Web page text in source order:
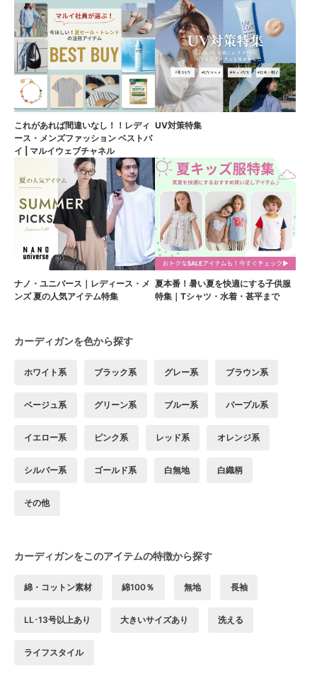
これがあれば間違いなし！！レディ
ース・メンズファッション ベストバ
イ | マルイウェブチャネル
UV対策特集
ナノ・ユニバース｜レディース・メ
ンズ 夏の人気アイテム特集
夏本番！暑い夏を快適にする子供服
特集｜Tシャツ・水着・甚平まで
カーディガンを色から探す
ホワイト系 ブラック系 グレー系 ブラウン系
ベージュ系 グリーン系 ブルー系 パープル系
イエロー系 ピンク系 レッド系 オレンジ系
シルバー系 ゴールド系 白無地 白織柄
その他
カーディガンをこのアイテムの特徴から探す
綿・コットン素材 綿100％ 無地 長袖
LL･13号以上あり 大きいサイズあり 洗える
ライフスタイル